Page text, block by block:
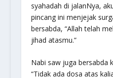
syahadah di jalanNya,
pincang ini menjejak
bersabda, “Allah telah
jihad atasmu.”
Nabi saw juga bersabda
“Tidak ada dosa atas